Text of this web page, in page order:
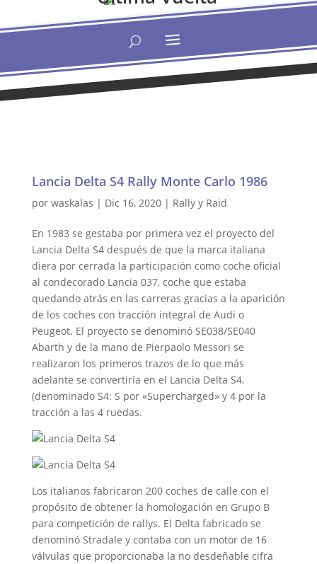
Lancia Delta S4 Rally Monte Carlo 1986
por waskalas | Dic 16, 2020| Rally y Raid
En 1983 se gestaba por primera vez el proyecto del
Lancia Delta S4 después de que la marca italiana
diera por cerrada la participación como coche oficial
al condecorado Lancia 037, coche que estaba
quedando atrás en las carreras gracias a la aparición
de los coches con tracción integral de Audi o
Peugeot. El proyecto se denominó SE038/SE040
Abarth y de la mano de Pierpaolo Messori se
realizaron los primeros trazos de lo que más
adelante se convertiría en el Lancia Delta S4,
(denominado S4: S por «Supercharged» y 4 por la
tracción a las 4 ruedas.
Los italianos fabricaron 200 coches de calle con el
propósito de obtener la homologación en Grupo B
para competición de rallys. El Delta fabricado se
denominó Stradale y contaba con un motor de 16
válvulas que proporcionaba la no desdeñable cifra